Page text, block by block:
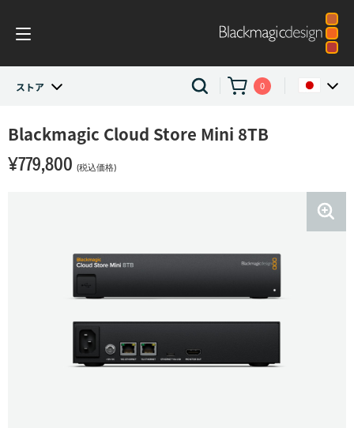
0
ストア
Argentina
Australia
Canada
China
Denmark
Finland
ストア
Network Storage
Blackmagic Cloud Store Mini 8TB
Blackmagic Cloud Store Mini 8TB
¥779,800 (税込価格)